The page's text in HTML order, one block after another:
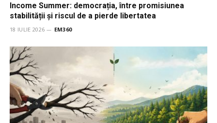
Income Summer: democrația, între promisiunea
stabilității și riscul de a pierde libertatea
18 IULIE 2026 EM360